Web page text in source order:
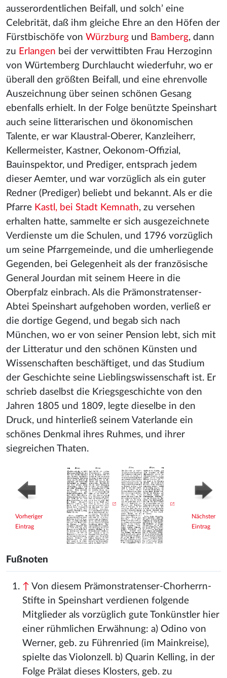
ausserordentlichen Beifall, und solch’ eine
Celebrität, daß ihm gleiche Ehre an den Höfen der
Fürstbischöfe von Würzburg und Bamberg, dann
zu Erlangen bei der verwittibten Frau Herzoginn
von Würtemberg Durchlaucht wiederfuhr, wo er
überall den größten Beifall, und eine ehrenvolle
Auszeichnung über seinen schönen Gesang
ebenfalls erhielt. In der Folge benützte Speinshart
auch seine litterarischen und ökonomischen
Talente, er war Klaustral-Oberer, Kanzleiherr,
Kellermeister, Kastner, Oekonom-Offizial,
Bauinspektor, und Prediger, entsprach jedem
dieser Aemter, und war vorzüglich als ein guter
Redner (Prediger) beliebt und bekannt. Als er die
Pfarre Kastl, bei Stadt Kemnath, zu versehen
erhalten hatte, sammelte er sich ausgezeichnete
Verdienste um die Schulen, und 1796 vorzüglich
um seine Pfarrgemeinde, und die umherliegende
Gegenden, bei Gelegenheit als der französische
General Jourdan mit seinem Heere in die
Oberpfalz einbrach. Als die Prämonstratenser-
Abtei Speinshart aufgehoben worden, verließ er
die dortige Gegend, und begab sich nach
München, wo er von seiner Pension lebt, sich mit
der Litteratur und den schönen Künsten und
Wissenschaften beschäftiget, und das Studium
der Geschichte seine Lieblingswissenschaft ist. Er
schrieb daselbst die Kriegsgeschichte von den
Jahren 1805 und 1809, legte dieselbe in den
Druck, und hinterließ seinem Vaterlande ein
schönes Denkmal ihres Ruhmes, und ihrer
siegreichen Thaten.
Vorheriger
Eintrag
Nächster
Eintrag
Fußnoten
↑ Von diesem Prämonstratenser-Chorherrn-
Stifte in Speinshart verdienen folgende
Mitglieder als vorzüglich gute Tonkünstler hier
einer rühmlichen Erwähnung: a) Odino von
Werner, geb. zu Führenried (im Mainkreise),
spielte das Violonzell. b) Quarin Kelling, in der
Folge Prälat dieses Klosters, geb. zu